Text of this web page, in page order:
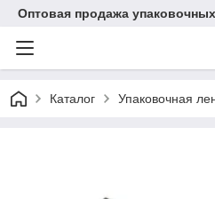
Оптовая продажа
Каталог Упаковочная